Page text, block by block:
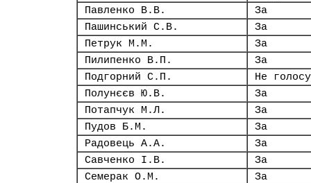
Павленко В.В.
За
Пашинський С.В.
За
Петрук М.М.
За
Пилипенко В.П.
За
Подгорний С.П.
Не
Полунєєв Ю.В.
За
Потапчук М.Л.
За
Пудов Б.М.
За
Радовець А.А.
За
Савченко І.В.
За
Семерак О.М.
За